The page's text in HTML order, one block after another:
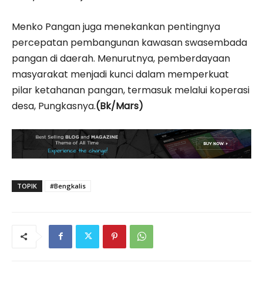
Menko Pangan juga menekankan pentingnya
percepatan pembangunan kawasan swasembada
pangan di daerah. Menurutnya, pemberdayaan
masyarakat menjadi kunci dalam memperkuat
pilar ketahanan pangan, termasuk melalui koperasi
desa, Pungkasnya.(Bk/Mars)
TOPIK #Bengkalis